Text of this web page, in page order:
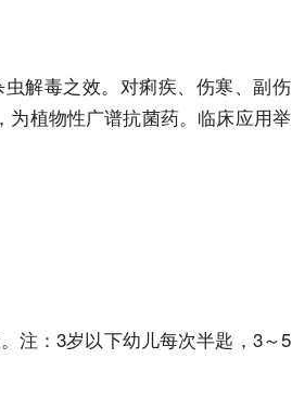
解毒之效。对痢疾、伤寒、副伤
为植物性广谱抗菌药。临床应用举
注：3岁以下幼儿每次半匙，3～5